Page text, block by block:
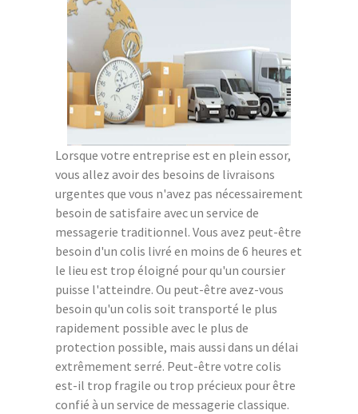
Lorsque votre entreprise est en plein essor,
vous allez avoir des besoins de livraisons
urgentes que vous n'avez pas nécessairement
besoin de satisfaire avec un service de
messagerie traditionnel. Vous avez peut-être
besoin d'un colis livré en moins de 6 heures et
le lieu est trop éloigné pour qu'un coursier
puisse l'atteindre. Ou peut-être avez-vous
besoin qu'un colis soit transporté le plus
rapidement possible avec le plus de
protection possible, mais aussi dans un délai
extrêmement serré. Peut-être votre colis
est-il trop fragile ou trop précieux pour être
confié à un service de messagerie classique.